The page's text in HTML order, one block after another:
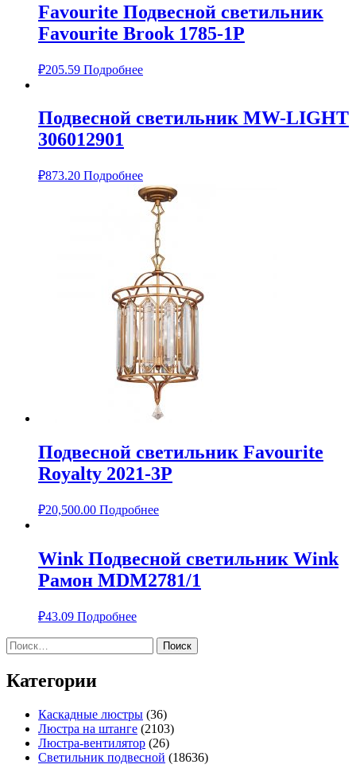
Favourite Подвесной светильник
Favourite Brook 1785-1P
₽205.59 Подробнее
Подвесной светильник MW-LIGHT
306012901
₽873.20 Подробнее
Подвесной светильник Favourite
Royalty 2021-3P
₽20,500.00 Подробнее
Wink Подвесной светильник Wink
Рамон MDM2781/1
₽43.09 Подробнее
Найти:
Категории
Каскадные люстры (36)
Люстра на штанге (2103)
Люстра-вентилятор (26)
Светильник подвесной (18636)